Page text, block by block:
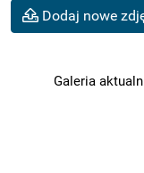
Dodaj nowe
Galeria